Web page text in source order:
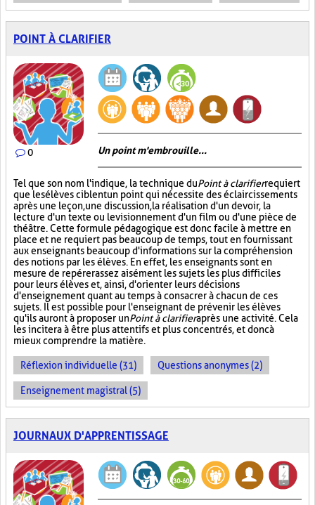
POINT À CLARIFIER
0 Un point m'embrouille...
Tel que son nom l'indique, la technique duPoint à clarifierrequiert
que les élèves ciblent un point qui nécessite des éclaircissements
après une leçon, une discussion, la réalisation d'un devoir, la
lecture d'un texte ou le visionnement d'un film ou d'une pièce de
théâtre. Cette formule pédagogique est donc facile à mettre en
place et ne requiert pas beaucoup de temps, tout en fournissant
aux enseignants beaucoup d'informations sur la compréhension
des notions par les élèves. En effet, les enseignants sont en
mesure de repérer assez aisément les sujets les plus difficiles
pour leurs élèves et, ainsi, d'orienter leurs décisions
d'enseignement quant au temps à consacrer à chacun de ces
sujets. Il est possible pour l'enseignant de prévenir les élèves
qu'ils auront à proposer unPoint à clarifieraprès une activité. Cela
les incitera à être plus attentifs et plus concentrés, et donc à
mieux comprendre la matière.
Réflexion individuelle (31) Questions anonymes (2)
Enseignement magistral (5)
JOURNAUX D'APPRENTISSAGE